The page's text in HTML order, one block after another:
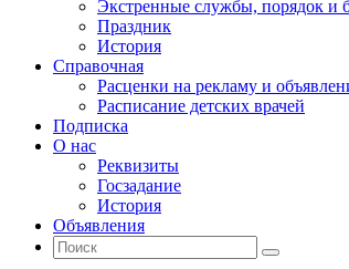
Экстренные службы, порядок и
Праздник
История
Справочная
Расценки на рекламу и
Расписание детских врачей
Подписка
О нас
Реквизиты
Госзадание
История
Объявления
Поиск
Искать:
Поиск